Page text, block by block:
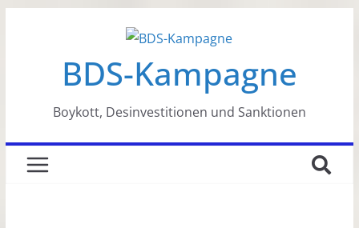
BDS-Kampagne
Boykott, Desinvestitionen und Sanktionen